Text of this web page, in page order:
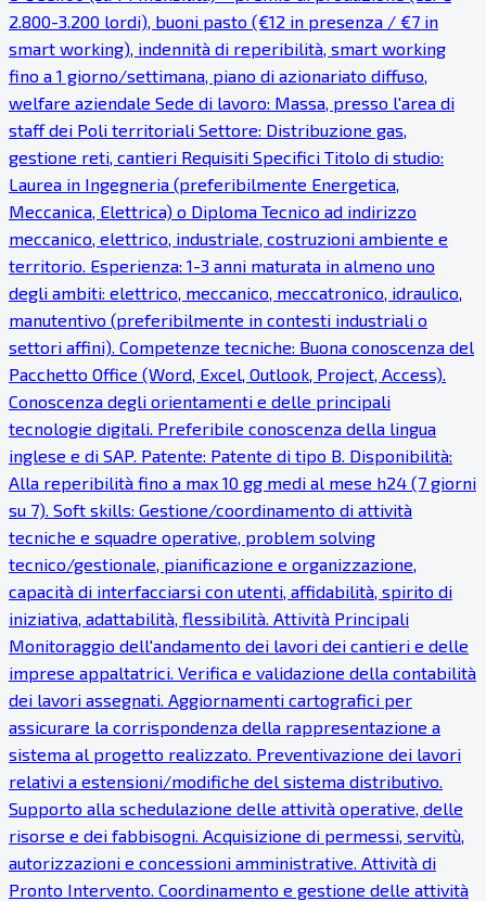
2.800-3.200 lordi), buoni pasto (€12 in presenza / €7 in
smart working), indennità di reperibilità, smart working
fino a 1 giorno/settimana, piano di azionariato diffuso,
welfare aziendale Sede di lavoro: Massa, presso l'area di
staff dei Poli territoriali Settore: Distribuzione gas,
gestione reti, cantieri Requisiti Specifici Titolo di studio:
Laurea in Ingegneria (preferibilmente Energetica,
Meccanica, Elettrica) o Diploma Tecnico ad indirizzo
meccanico, elettrico, industriale, costruzioni ambiente e
territorio. Esperienza: 1-3 anni maturata in almeno uno
degli ambiti: elettrico, meccanico, meccatronico, idraulico,
manutentivo (preferibilmente in contesti industriali o
settori affini). Competenze tecniche: Buona conoscenza del
Pacchetto Office (Word, Excel, Outlook, Project, Access).
Conoscenza degli orientamenti e delle principali
tecnologie digitali. Preferibile conoscenza della lingua
inglese e di SAP. Patente: Patente di tipo B. Disponibilità:
Alla reperibilità fino a max 10 gg medi al mese h24 (7 giorni
su 7). Soft skills: Gestione/coordinamento di attività
tecniche e squadre operative, problem solving
tecnico/gestionale, pianificazione e organizzazione,
capacità di interfacciarsi con utenti, affidabilità, spirito di
iniziativa, adattabilità, flessibilità. Attività Principali
Monitoraggio dell'andamento dei lavori dei cantieri e delle
imprese appaltatrici. Verifica e validazione della contabilità
dei lavori assegnati. Aggiornamenti cartografici per
assicurare la corrispondenza della rappresentazione a
sistema al progetto realizzato. Preventivazione dei lavori
relativi a estensioni/modifiche del sistema distributivo.
Supporto alla schedulazione delle attività operative, delle
risorse e dei fabbisogni. Acquisizione di permessi, servitù,
autorizzazioni e concessioni amministrative. Attività di
Pronto Intervento. Coordinamento e gestione delle attività